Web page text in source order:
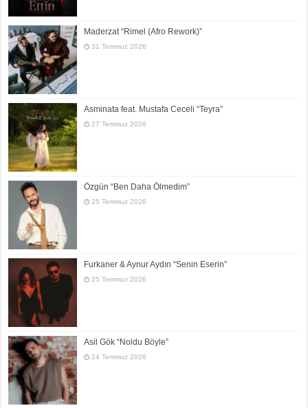
Maderzat “Rimel (Afro Rework)”
31 Temmuz 2026
Asminata feat. Mustafa Ceceli “Teyra”
27 Temmuz 2026
Özgün “Ben Daha Ölmedim”
25 Temmuz 2026
Furkaner & Aynur Aydın “Senin Eserin”
25 Temmuz 2026
Asil Gök “Noldu Böyle”
24 Temmuz 2026